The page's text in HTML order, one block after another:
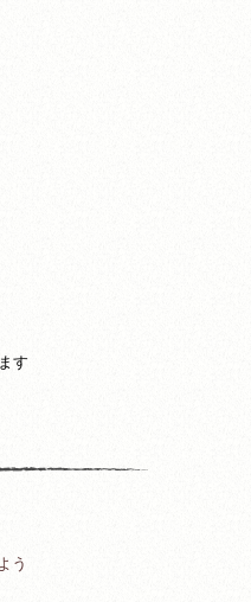
す
う